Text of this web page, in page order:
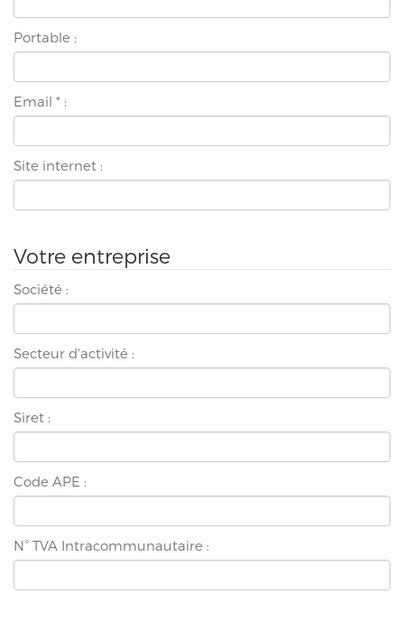
Portable :
Email * :
Site internet :
Votre entreprise
Société :
Secteur d'activité :
Siret :
Code APE :
N° TVA Intracommunautaire :